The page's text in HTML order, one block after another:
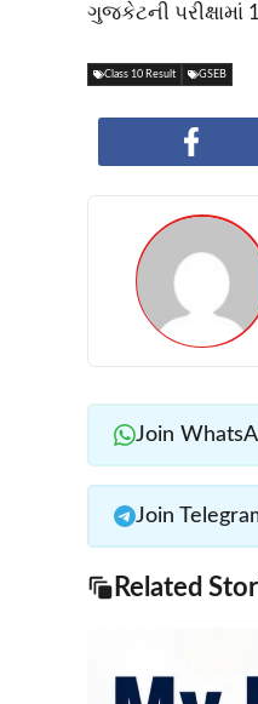
ગુજકેટની પરીક્ષામાં
Class 10 Result GSEB
Join
Join
Related